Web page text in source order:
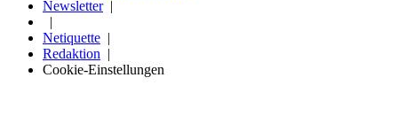
Newsletter
Netiquette
Redaktion
Cookie-Einstellungen